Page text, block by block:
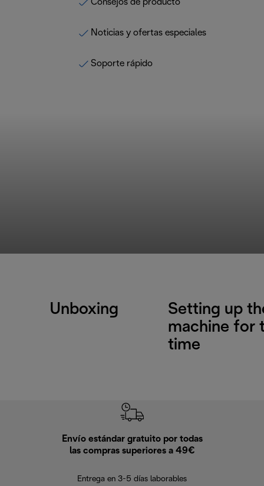
Consejos de producto
Noticias y ofertas especiales
Soporte rápido
Unboxing
Setting up
machine for
time
Envío estándar gratuito por todas
las compras superiores a 49€
Entrega en 3-5 días laborables